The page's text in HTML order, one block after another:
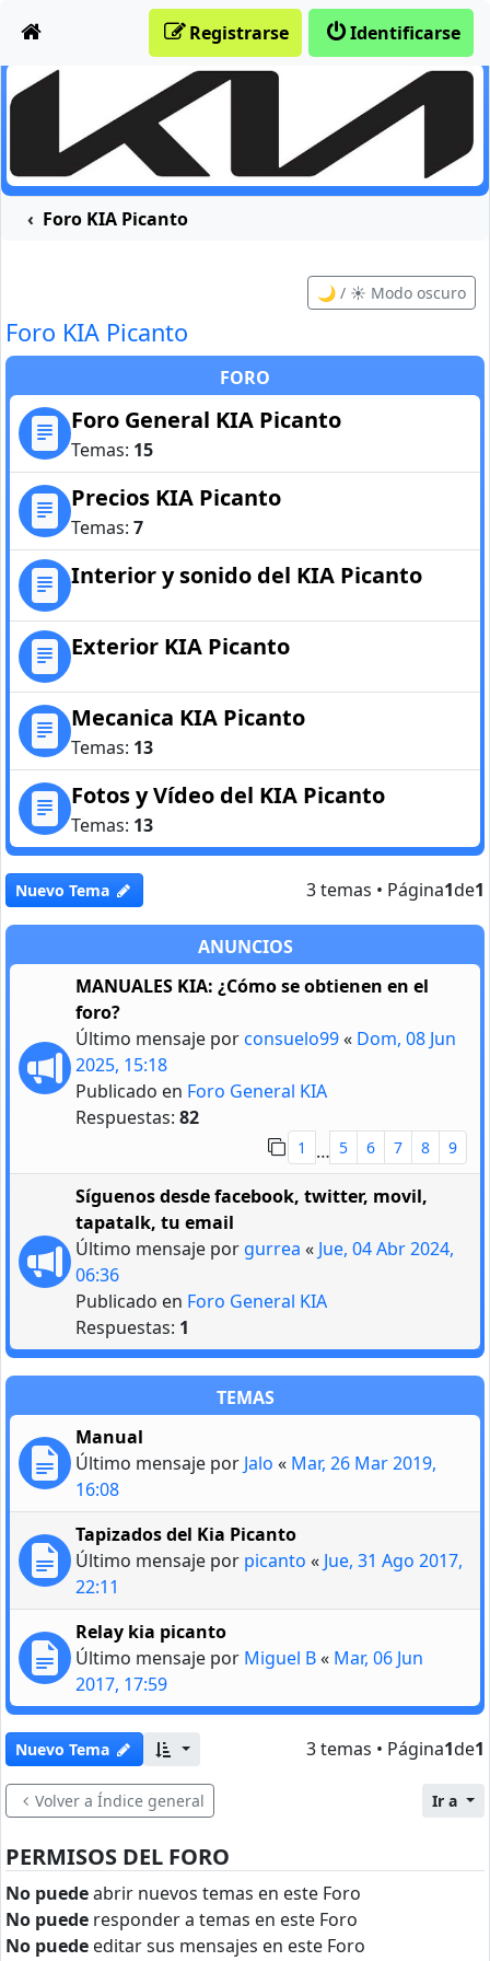
Identificarse
Registrarse
Foro KIA Picanto
🌙 / ☀️ Modo oscuro
Foro KIA Picanto
FORO
Foro General KIA Picanto
Temas: 15
Precios KIA Picanto
Temas: 7
Interior y sonido del KIA Picanto
Exterior KIA Picanto
Mecanica KIA Picanto
Temas: 13
Fotos y Vídeo del KIA Picanto
Temas: 13
Nuevo Tema 3 temas • Página1de1
ANUNCIOS
MANUALES KIA: ¿Cómo se obtienen en el
foro?
Último mensaje porconsuelo99« Dom, 08 Jun
2025, 15:18
Publicado en Foro General KIA
Respuestas: 82
1 … 5 6 7 8 9
Síguenos desde facebook, twitter, movil,
tapatalk, tu email
Último mensaje por gurrea « Jue, 04 Abr 2024,
06:36
Publicado en Foro General KIA
Respuestas: 1
TEMAS
Manual
Último mensaje por Jalo « Mar, 26 Mar 2019,
16:08
Tapizados del Kia Picanto
Último mensaje por picanto « Jue, 31 Ago 2017,
22:11
Relay kia picanto
Último mensaje por Miguel B« Mar, 06 Jun
2017, 17:59
Nuevo Tema 3 temas • Página1de1
Volver a Índice general Ir a
PERMISOS DEL FORO
No puedeabrir nuevos temas en este Foro
No puede responder a temas en este Foro
No puede editar sus mensajes en este Foro